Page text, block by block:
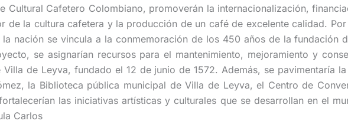
Cultural Cafetero Colombiano, promoverán la internacionalización,
de la cultura cafetera y la producción de un café de excelente calidad.
nación se vincula a la conmemoración de los 450 años de la fundación
se asignarían recursos para el mantenimiento, mejoramiento y
de Leyva, fundado el 12 de junio de 1572. Además, se pavimentaría
la Biblioteca pública municipal de Villa de Leyva, el Centro de
las iniciativas artísticas y culturales que se desarrollan en el
Carlos